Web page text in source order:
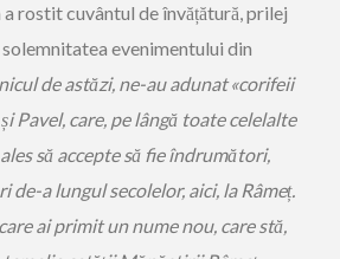
rostit cuvântul de învățătură, prilej
evenimentului din
de astăzi, ne-au adunat «corifeii
Pavel, care, pe lângă toate celelalte
să accepte să fie îndrumători,
de-a lungul secolelor, aici, la Râmeț.
ai primit un nume nou, care stă,